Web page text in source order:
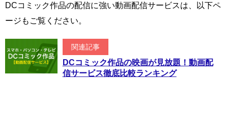
DCコミック作品の配信に強い動画配信サービスは、以下ペ
ージもご覧ください。
関連記事
DCコミック作品の映画が見放題！動画配
信サービス徹底比較ランキング